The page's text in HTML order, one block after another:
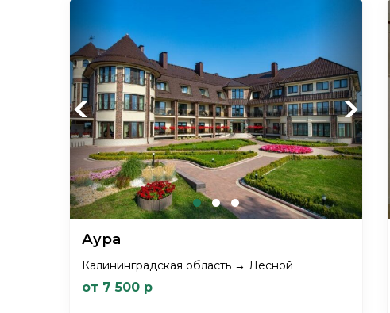
Previous Next
Аура
Калининградская область → Лесной
от 7 500 р